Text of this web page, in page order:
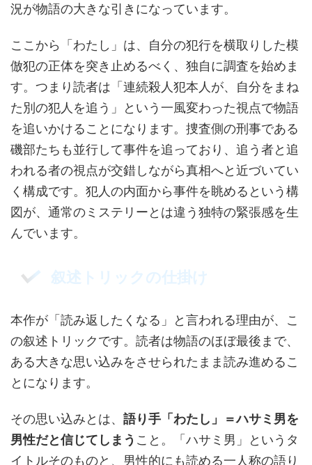
況が物語の大きな引きになっています。
ここから「わたし」は、自分の犯行を横取りした模
倣犯の正体を突き止めるべく、独自に調査を始めま
す。つまり読者は「連続殺人犯本人が、自分をまね
た別の犯人を追う」という一風変わった視点で物語
を追いかけることになります。捜査側の刑事である
磯部たちも並行して事件を追っており、追う者と追
われる者の視点が交錯しながら真相へと近づいてい
く構成です。犯人の内面から事件を眺めるという構
図が、通常のミステリーとは違う独特の緊張感を生
んでいます。
叙述トリックの仕掛け
本作が「読み返したくなる」と言われる理由が、こ
の叙述トリックです。読者は物語のほぼ最後まで、
ある大きな思い込みをさせられたまま読み進めるこ
とになります。
その思い込みとは、 語り手「わたし」＝ハサミ男を
男性だと信じてしまう こと。「ハサミ男」というタ
イトルそのものと、男性的にも読める一人称の語り